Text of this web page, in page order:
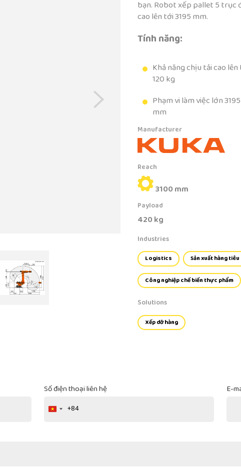
bạn. Robot xếp pallet 5 trục
cao lên tới 3195 mm.
Tính năng:
Khả năng chịu tải cao
120 kg
Phạm vi làm việc lớn 3195
mm
Manufacturer
Reach
3100 mm
Payload
420 kg
Industries
Logistics Sản xuất hàng
Công nghiệp chế biến thực phẩm
Solutions
Xếp dỡ hàng
Số điện thoại liên hệ
Vietnam
+84
E-